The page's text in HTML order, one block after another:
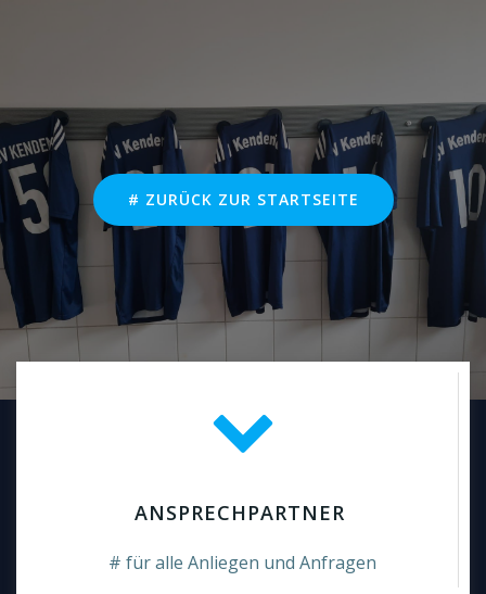
# ZURÜCK ZUR STARTSEITE
ANSPRECHPARTNER
# für alle Anliegen und Anfragen